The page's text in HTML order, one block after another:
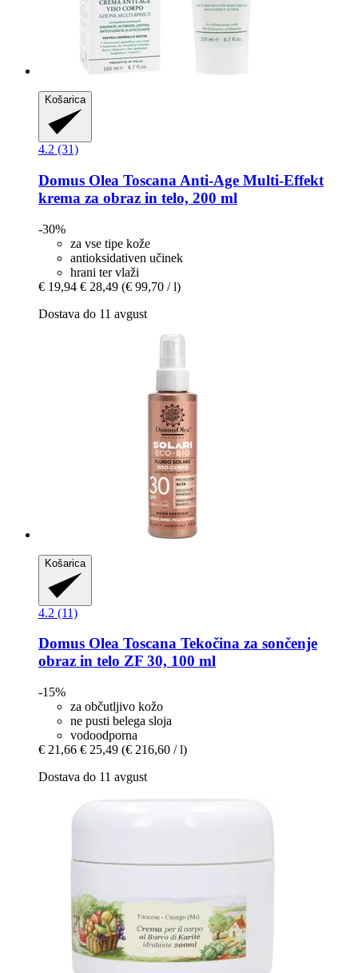
Košarica
4.2 (31)
Domus Olea Toscana Anti-​Age Multi-​Effekt
krema za obraz in telo, 200 ml
-30%
za vse tipe kože
antioksidativen učinek
hrani ter vlaži
€ 19,94 € 28,49 (€ 99,70 / l)
Dostava do 11 avgust
Košarica
4.2 (11)
Domus Olea Toscana Tekočina za sončenje
obraz in telo ZF 30, 100 ml
-15%
za občutljivo kožo
ne pusti belega sloja
vodoodporna
€ 21,66 € 25,49 (€ 216,60 / l)
Dostava do 11 avgust